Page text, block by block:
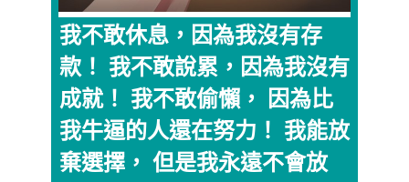
我不敢休息，因為我沒有存
款！ 我不敢說累，因為我沒有
成就！ 我不敢偷懶， 因為比
我牛逼的人還在努力！ 我能放
棄選擇， 但是我永遠不會放